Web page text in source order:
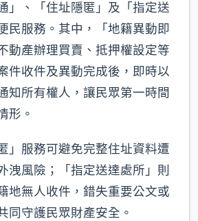
」、「住址隱匿」及「指定送
民服務。其中，「地籍異動即
動產辦理買賣、抵押權設定等
件收件及異動完成後，即時以
知所有權人，讓民眾第一時間
形。
」服務可避免完整住址資料遭
洩風險；「指定送達處所」則
地無人收件，錯失重要公文或
同守護民眾財產安全。